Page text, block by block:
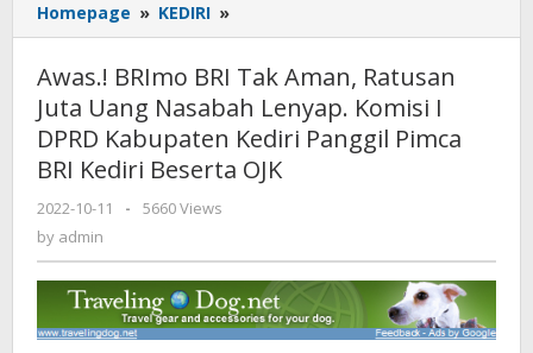
Homepage » KEDIRI »
BRImo
Tak
Aman,
Ratusan
Juta
Uang
Komisi
I
DPRD
Kabupaten
Awas.! BRImo BRI Tak Aman, Ratusan
Juta Uang Nasabah Lenyap. Komisi I
DPRD Kabupaten Kediri Panggil Pimca
BRI Kediri Beserta OJK
2022-10-11
by
-
5660 Views
by admin